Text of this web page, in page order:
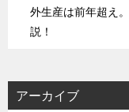
外生産は前年超え
説！
アーカイブ